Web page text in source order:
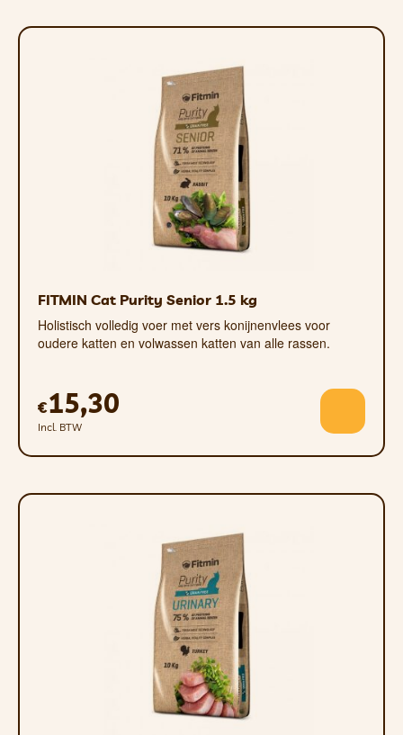
methionine) 7389 mg; antioxidanten
goedgekeurd door de EU.
De dosering is de dagelijkse voedingsdosis
voor de huidige leeftijd en het volwassen
gewicht van de kat.
FITMIN Cat Purity Senior 1.5 kg
Holistisch volledig voer met vers konijnenvlees voor
oudere katten en volwassen katten van alle rassen.
€15,30
Incl. BTW